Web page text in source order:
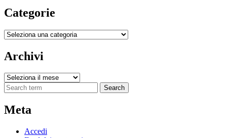
Categorie
Categorie
Archivi
Archivi
Search
Meta
Accedi